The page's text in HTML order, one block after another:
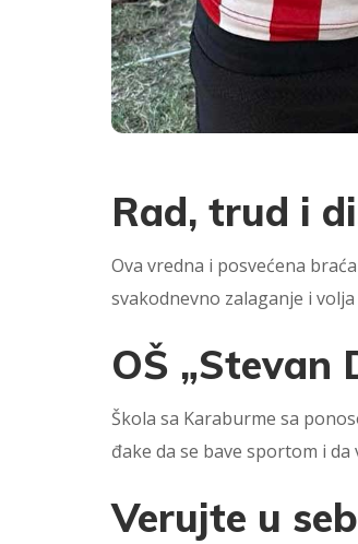
Rad, trud i
Ova vredna i posvećena
svakodnevno zalaganje i
OŠ „Stevan
Škola sa Karaburme sa
đake da se bave sportom i da
Verujte u